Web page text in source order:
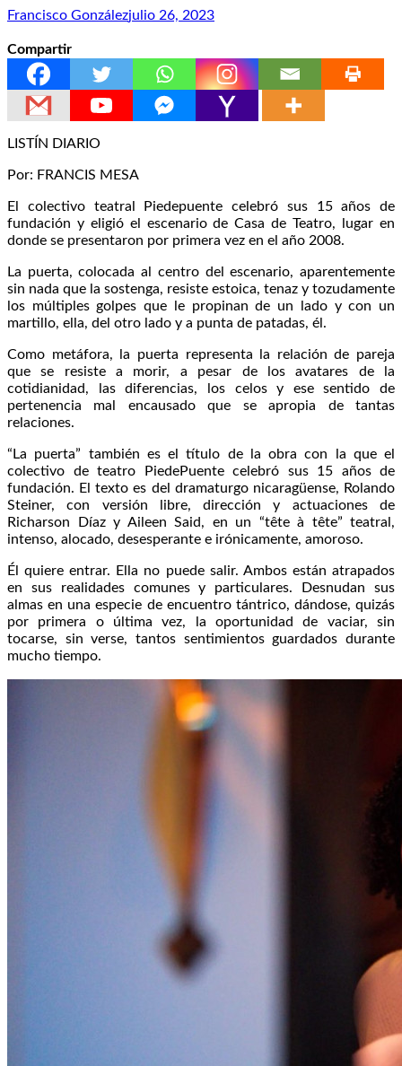
Francisco Gonzálezjulio 26, 2023
Compartir
LISTÍN DIARIO
Por: FRANCIS MESA
El colectivo teatral Piedepuente celebró sus 15 años de
fundación y eligió el escenario de Casa de Teatro, lugar en
donde se presentaron por primera vez en el año 2008.
La puerta, colocada al centro del escenario, aparentemente
sin nada que la sostenga, resiste estoica, tenaz y tozudamente
los múltiples golpes que le propinan de un lado y con un
martillo, ella, del otro lado y a punta de patadas, él.
Como metáfora, la puerta representa la relación de pareja
que se resiste a morir, a pesar de los avatares de la
cotidianidad, las diferencias, los celos y ese sentido de
pertenencia mal encausado que se apropia de tantas
relaciones.
“La puerta” también es el título de la obra con la que el
colectivo de teatro PiedePuente celebró sus 15 años de
fundación. El texto es del dramaturgo nicaragüense, Rolando
Steiner, con versión libre, dirección y actuaciones de
Richarson Díaz y Aileen Said, en un “tête à tête” teatral,
intenso, alocado, desesperante e irónicamente, amoroso.
Él quiere entrar. Ella no puede salir. Ambos están atrapados
en sus realidades comunes y particulares. Desnudan sus
almas en una especie de encuentro tántrico, dándose, quizás
por primera o última vez, la oportunidad de vaciar, sin
tocarse, sin verse, tantos sentimientos guardados durante
mucho tiempo.